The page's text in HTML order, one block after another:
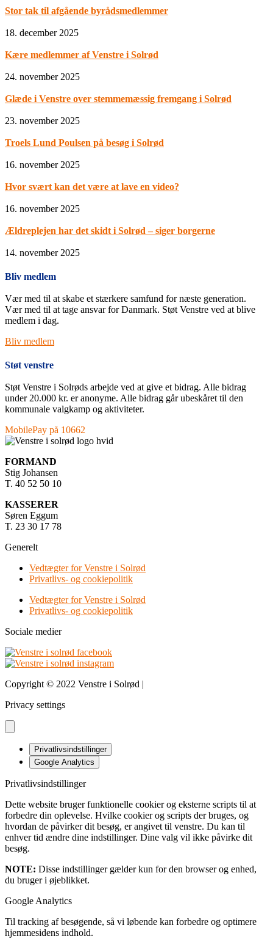
Stor tak til afgående byrådsmedlemmer
18. december 2025
Kære medlemmer af Venstre i Solrød
24. november 2025
Glæde i Venstre over stemmemæssig fremgang i Solrød
23. november 2025
Troels Lund Poulsen på besøg i Solrød
16. november 2025
Hvor svært kan det være at lave en video?
16. november 2025
Ældreplejen har det skidt i Solrød – siger borgerne
14. november 2025
Bliv medlem
Vær med til at skabe et stærkere samfund for næste generation.
Vær med til at tage ansvar for Danmark. Støt Venstre ved at blive
medlem i dag.
Bliv medlem
Støt venstre
Støt Venstre i Solrøds arbejde ved at give et bidrag. Alle bidrag
under 20.000 kr. er anonyme. Alle bidrag går ubeskåret til den
kommunale valgkamp og aktiviteter.
MobilePay på 10662
FORMAND
Stig Johansen
T. 40 52 50 10
KASSERER
Søren Eggum
T. 23 30 17 78
Generelt
Vedtægter for Venstre i Solrød
Privatlivs- og cookiepolitik
Vedtægter for Venstre i Solrød
Privatlivs- og cookiepolitik
Sociale medier
Copyright © 2022 Venstre i Solrød |
Privacy settings
Privatlivsindstillinger
Google Analytics
Privatlivsindstillinger
Dette website bruger funktionelle cookier og eksterne scripts til at
forbedre din oplevelse. Hvilke cookier og scripts der bruges, og
hvordan de påvirker dit besøg, er angivet til venstre. Du kan til
enhver tid ændre dine indstillinger. Dine valg vil ikke påvirke dit
besøg.
NOTE: Disse indstillinger gælder kun for den browser og enhed,
du bruger i øjeblikket.
Google Analytics
Til tracking af besøgende, så vi løbende kan forbedre og optimere
hjemmesidens indhold.